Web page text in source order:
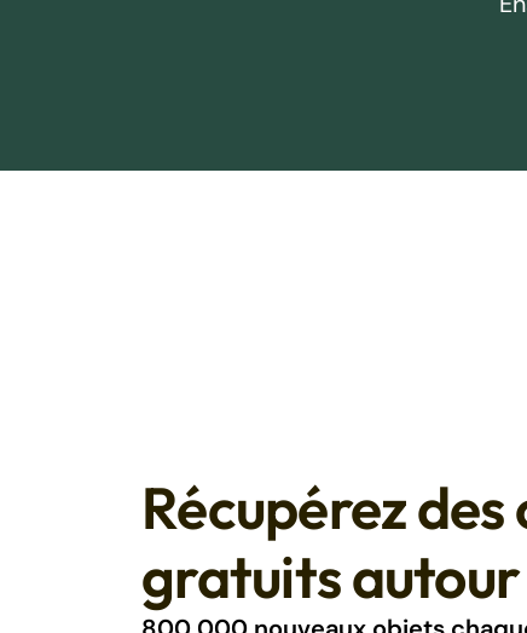
Récupérez des
gratuits autour